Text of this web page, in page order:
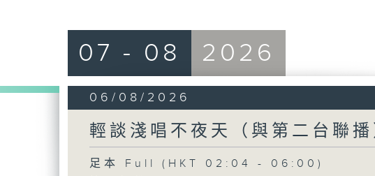
07 - 08 2026
06/08/2026
輕談淺唱不夜天（與第二台聯
足本 Full (HKT 02:04 - 06:00)